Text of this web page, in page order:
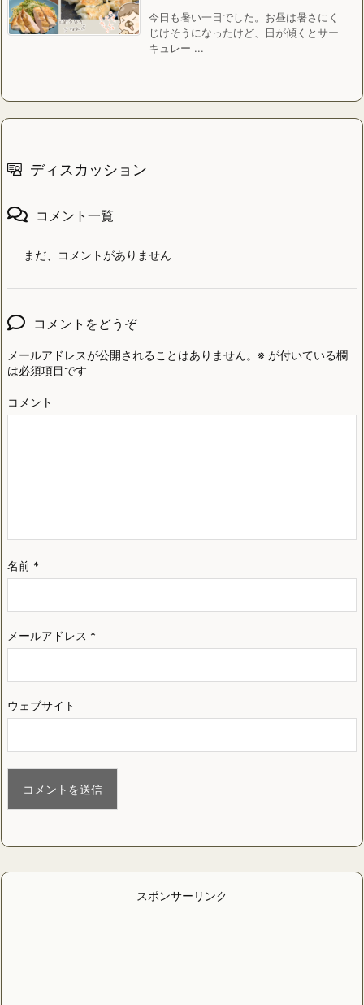
今日も暑い一日でした。お昼は暑さにく
じけそうになったけど、日が傾くとサー
キュレー ...
ディスカッション
コメント一覧
まだ、コメントがありません
コメントをどうぞ
メールアドレスが公開されることはありません。 ※ が付いている欄
は必須項目です
コメント
名前 *
メールアドレス *
ウェブサイト
スポンサーリンク